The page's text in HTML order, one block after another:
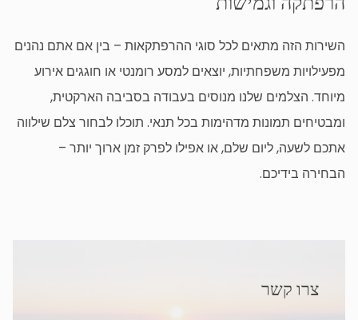
השירות הזה מתאים לכל סוגי ההרפתקאות – בין אם אתם נהנים
מפעילויות משפחתיות, יוצאים למסע רומנטי או חוגגים אירוע
מיוחד. הצלמים שלנו מנוסים בעבודה בסביבה הארקטית,
ומבטיחים תמונות מדהימות בכל תנאי. תוכלו לבחור צלם שילווה
אתכם לשעה, ליום שלם, או אפילו לפרק זמן ארוך יותר –
הבחירה בידיכם.
צרו קשר